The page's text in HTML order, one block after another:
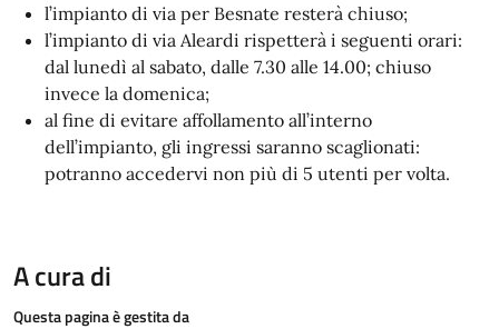
l’impianto di via per Besnate resterà chiuso;
l’impianto di via Aleardi rispetterà i seguenti orari:
dal lunedì al sabato, dalle 7.30 alle 14.00; chiuso
invece la domenica;
al fine di evitare affollamento all’interno
dell’impianto, gli ingressi saranno scaglionati:
potranno accedervi non più di 5 utenti per volta.
A cura di
Questa pagina è gestita da